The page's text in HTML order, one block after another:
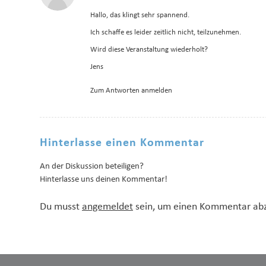
Hallo, das klingt sehr spannend.
Ich schaffe es leider zeitlich nicht, teilzunehmen.
Wird diese Veranstaltung wiederholt?
Jens
Zum Antworten anmelden
Hinterlasse einen Kommentar
An der Diskussion beteiligen?
Hinterlasse uns deinen Kommentar!
Du musst angemeldet sein, um einen Kommentar